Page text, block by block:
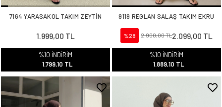
7164 YARASAKOL TAKIM ZEYTİN
1.999,00 TL
%10 İNDİRİM
1.799,10 TL
9119 REGLAN SALAŞ TAKIM EKRU
%28 2.900,00 TL2.099,00 TL
%10 İNDİRİM
1.889,10 TL